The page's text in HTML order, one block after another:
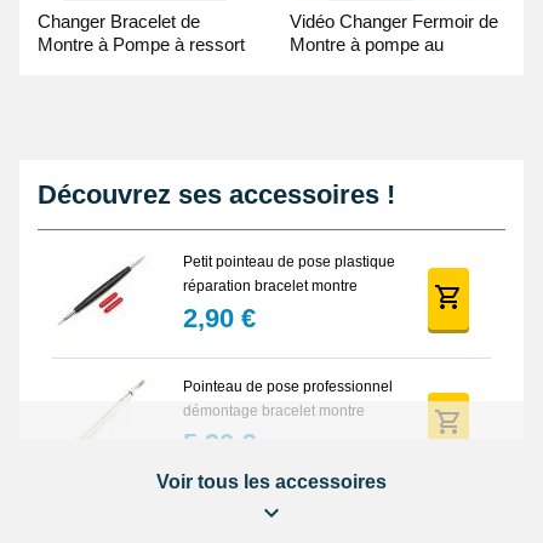
Changer Bracelet de
Montre à Pompe à ressort
Vidéo Changer Fermoir de
Montre à pompe au
Découvrez ses accessoires !
Petit pointeau de pose plastique
réparation bracelet montre
2,90 €
Pointeau de pose professionnel
démontage bracelet montre
5,90 €
Lot Outils Montre 12 pièces +
Voir tous les accessoires